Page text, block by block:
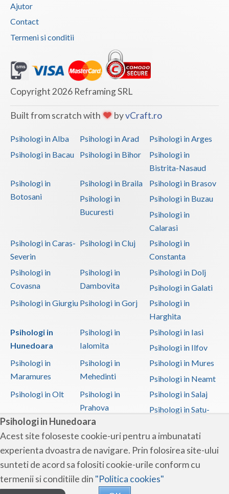
Psihologi in Hunedoara
Acest site foloseste cookie-uri pentru a imbunatati
experienta dvoastra de navigare. Prin folosirea site-ului
sunteti de acord sa folositi cookie-urile conform cu
termenii si conditiile din "Politica cookies"
Ajutor
Contact
Termeni si conditii
Copyright 2026 Reframing SRL
Built from scratch with byvCraft.ro
Psihologi in Alba Psihologi in Arad
Psihologi in Arges
Psihologi in Bacau
Psihologi in Bihor
Psihologi in
Bistrita-Nasaud
Psihologi in
Botosani
Psihologi in Braila
Psihologi in Brasov
Psihologi in
Bucuresti
Psihologi in Buzau
Psihologi in
Calarasi
Psihologi in Caras-
Severin
Psihologi in Cluj
Psihologi in
Constanta
Psihologi in
Covasna
Psihologi in
Dambovita
Psihologi in Dolj
Psihologi in Galati
Psihologi in Giurgiu Psihologi in Gorj
Psihologi in
Harghita
Psihologi in
Hunedoara
Psihologi in
Ialomita
Psihologi in Iasi
Psihologi in Ilfov
Psihologi in
Maramures
Psihologi in
Mehedinti
Psihologi in Mures
Psihologi in Neamt
Psihologi in Olt
Psihologi in
Prahova
Psihologi in Salaj
Psihologi in Satu-
Psihologi in Sibiu
Psihologi in
Suceava
Psihologi in
Teleorman
Psihologi in Timis
Psihologi in Tulcea Psihologi in Valcea
Psihologi in Vaslui
Psihologi in